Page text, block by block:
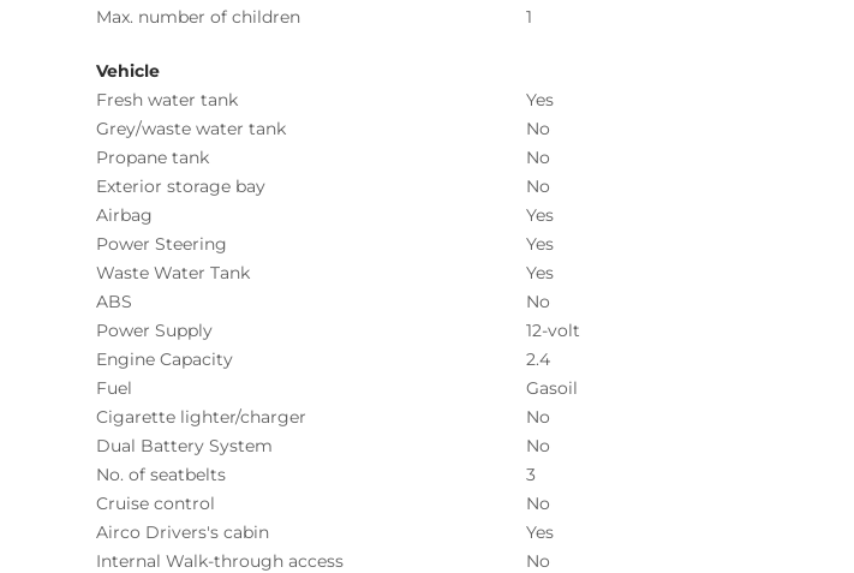
Max. number of children
1
Vehicle
Fresh water tank
Yes
Grey/waste water tank
No
Propane tank
No
Exterior storage bay
No
Airbag
Yes
Power Steering
Yes
Waste Water Tank
Yes
ABS
No
Power Supply
12-volt
Engine Capacity
2.4
Fuel
Gasoil
Cigarette lighter/charger
No
Dual Battery System
No
No. of seatbelts
3
Cruise control
No
Airco Drivers's cabin
Yes
Internal Walk-through access
No